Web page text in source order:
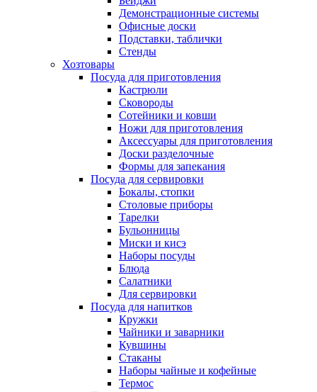
Демонстрационные системы
Офисные доски
Подставки, таблички
Стенды
Хозтовары
Посуда для приготовления
Кастрюли
Сковороды
Сотейники и ковши
Ножи для приготовления
Аксессуары для приготовления
Доски разделочные
Формы для запекания
Посуда для сервировки
Бокалы, стопки
Столовые приборы
Тарелки
Бульонницы
Миски и кисэ
Наборы посуды
Блюда
Салатники
Для сервировки
Посуда для напитков
Кружки
Чайники и заварники
Кувшины
Стаканы
Наборы чайные и кофейные
Термос